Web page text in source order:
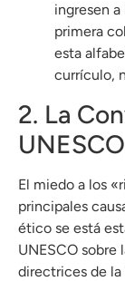
ingresen
primera
esta
currículo,
2. La
El miedo a los
principales
ético se está
UNESCO sobre
directrices de la